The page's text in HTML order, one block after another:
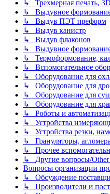
↳ Трехмерная печать,
↳ Выдувное
↳ Выдув ПЭТ преформ
↳ Выдув канистр
↳ Выдув флаконов
↳ Выдувное
↳ Термоформование,
↳ Вспомогательное
↳ Оборудование для
↳ Оборудование для
↳ Оборудование для
↳ Оборудование для
↳ Роботы и
↳ Устройства
↳ Устройства резки,
↳ Грануляторы,
↳ Прочее
↳ Другие вопросы/Other
Вопросы организации
↳ Обсуждение
↳ Производители и